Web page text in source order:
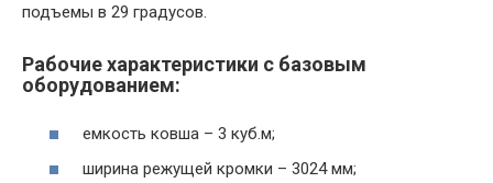
подъемы в 29 градусов.
Рабочие характеристики с базовым
оборудованием:
емкость ковша – 3 куб.м;
ширина режущей кромки – 3024 мм;